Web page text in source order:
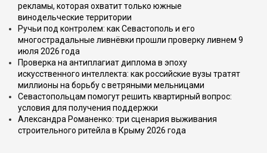
рекламы, которая охватит только южные
винодельческие территории
Ручьи под контролем: как Севастополь и его
многострадальные ливнёвки прошли проверку ливнем 9
июля 2026 года
Проверка на антиплагиат диплома в эпоху
искусственного интеллекта: как российские вузы тратят
миллионы на борьбу с ветряными мельницами
Севастопольцам помогут решить квартирный вопрос:
условия для получения поддержки
Александра Романенко: три сценария выживания
строительного ритейла в Крыму 2026 года